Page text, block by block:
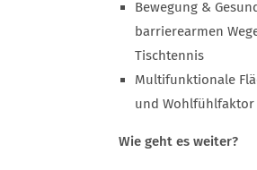
Bewegung &
barrierearmen
Tischtennis
Multifunktionale
und Wohlfühlfaktor
Wie geht es weiter?